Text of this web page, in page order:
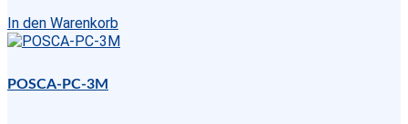
In den Warenkorb
POSCA-PC-3M